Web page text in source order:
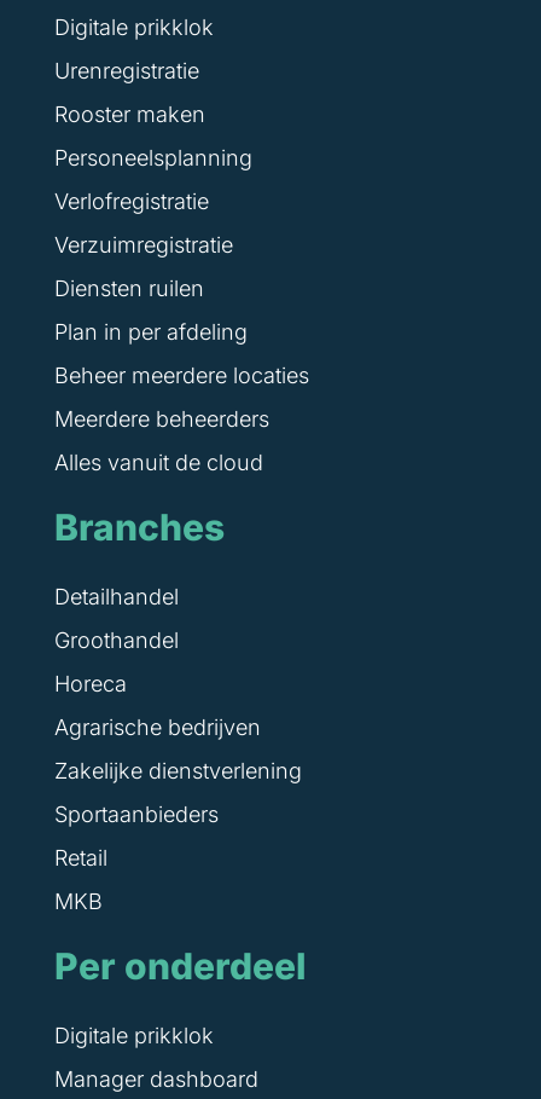
Digitale prikklok
Urenregistratie
Rooster maken
Personeelsplanning
Verlofregistratie
Verzuimregistratie
Diensten ruilen
Plan in per afdeling
Beheer meerdere locaties
Meerdere beheerders
Alles vanuit de cloud
Branches
Detailhandel
Groothandel
Horeca
Agrarische bedrijven
Zakelijke dienstverlening
Sportaanbieders
Retail
MKB
Per onderdeel
Digitale prikklok
Manager dashboard